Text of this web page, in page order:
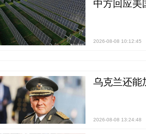
中方回应美
2026-08-08 10:12:45
乌克兰还能
2026-08-08 13:24:48